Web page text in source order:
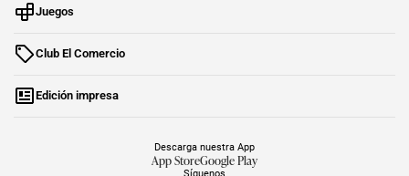
Juegos
Club El Comercio
Edición impresa
Síguenos
Descarga nuestra App
App StoreGoogle Play